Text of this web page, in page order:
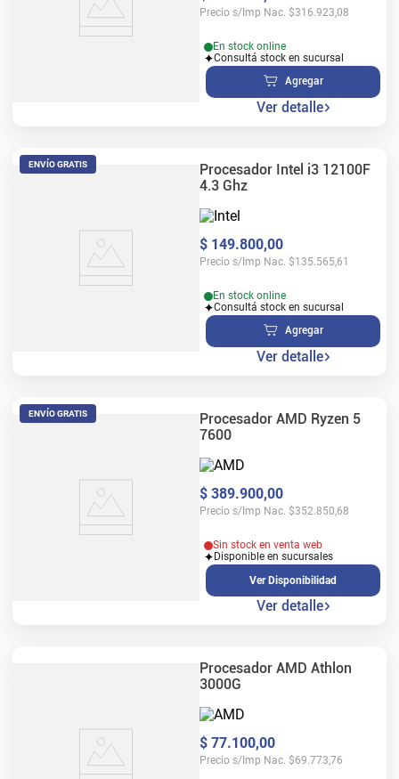
Precio s/Imp Nac. $316.923,08
En stock online
Consultá stock en sucursal
Agregar
Ver detalle
ENVÍO GRATIS
Procesador Intel i3 12100F
4.3 Ghz
$ 149.800,00
Precio s/Imp Nac. $135.565,61
En stock online
Consultá stock en sucursal
Agregar
Ver detalle
ENVÍO GRATIS
Procesador AMD Ryzen 5
7600
$ 389.900,00
Precio s/Imp Nac. $352.850,68
Sin stock en venta web
Disponible en sucursales
Ver Disponibilidad
Ver detalle
Procesador AMD Athlon
3000G
$ 77.100,00
Precio s/Imp Nac. $69.773,76